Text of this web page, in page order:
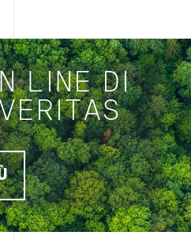
LINE DI